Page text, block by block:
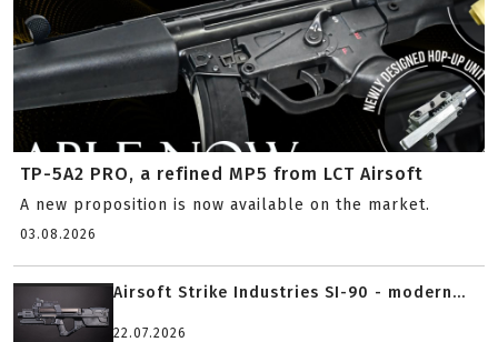
TP-5A2 PRO, a refined MP5 from LCT Airsoft
A new proposition is now available on the market.
03.08.2026
Airsoft Strike Industries SI-90 - modern...
22.07.2026